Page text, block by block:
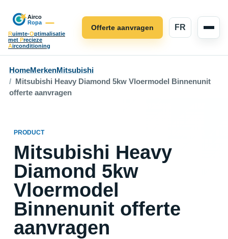
Ruimte-Optimalisatie
met Precieze
Airconditioning
FR
Offerte aanvragen
HomeMerkenMitsubishi
Mitsubishi Heavy Diamond 5kw Vloermodel Binnenunit
offerte aanvragen
PRODUCT
Mitsubishi Heavy
Diamond 5kw
Vloermodel
Binnenunit offerte
aanvragen